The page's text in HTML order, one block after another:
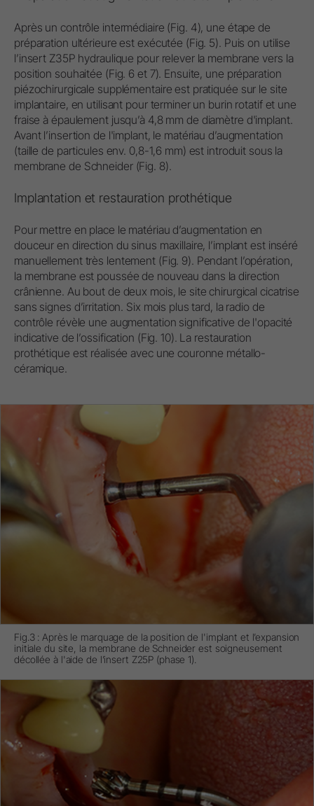
Après un contrôle intermédiaire (Fig. 4), une étape de
préparation ultérieure est exécutée (Fig. 5). Puis on utilise
l’insert Z35P hydraulique pour relever la membrane vers la
position souhaitée (Fig. 6 et 7). Ensuite, une préparation
piézochirurgicale supplémentaire est pratiquée sur le site
implantaire, en utilisant pour terminer un burin rotatif et une
fraise à épaulement jusqu’à 4,8 mm de diamètre d'implant.
Avant l’insertion de l'implant, le matériau d’augmentation
(taille de particules env. 0,8-1,6 mm) est introduit sous la
membrane de Schneider (Fig. 8).
Implantation et restauration prothétique
Pour mettre en place le matériau d’augmentation en
douceur en direction du sinus maxillaire, l’implant est inséré
manuellement très lentement (Fig. 9). Pendant l’opération,
la membrane est poussée de nouveau dans la direction
crânienne. Au bout de deux mois, le site chirurgical cicatrise
sans signes d’irritation. Six mois plus tard, la radio de
contrôle révèle une augmentation significative de l'opacité
indicative de l’ossification (Fig. 10). La restauration
prothétique est réalisée avec une couronne métallo-
céramique.
Fig.3 : Après le marquage de la position de l'implant et l’expansion
initiale du site, la membrane de Schneider est soigneusement
décollée à l'aide de l’insert Z25P (phase 1).